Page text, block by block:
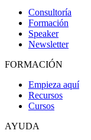
Consultoría
Formación
Speaker
Newsletter
FORMACIÓN
Empieza aquí
Recursos
Cursos
AYUDA